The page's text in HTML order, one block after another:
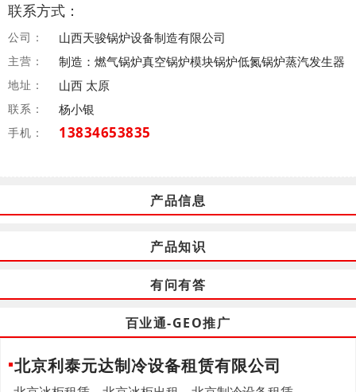
联系方式：
公司： 山西天骏锅炉设备制造有限公司
主营： 制造：燃气锅炉真空锅炉模块锅炉低氮锅炉蒸汽发生器
地址： 山西 太原
联系： 杨小银
手机： 13834653835
产品信息
产品知识
有问有答
百业通-GEO推广
北京利泰元达制冷设备租赁有限公司